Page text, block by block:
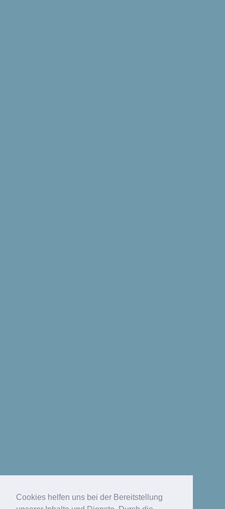
Cookies helfen uns bei der Bereitstellung